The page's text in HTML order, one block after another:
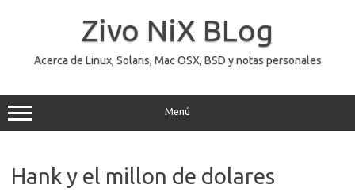
Zivo NiX BLog
Acerca de Linux, Solaris, Mac OSX, BSD y notas personales
Menú
Hank y el millon de dolares